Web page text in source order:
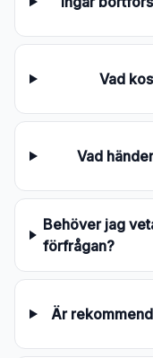
Vad
Vad
Behöver jag
förfrågan?
Är